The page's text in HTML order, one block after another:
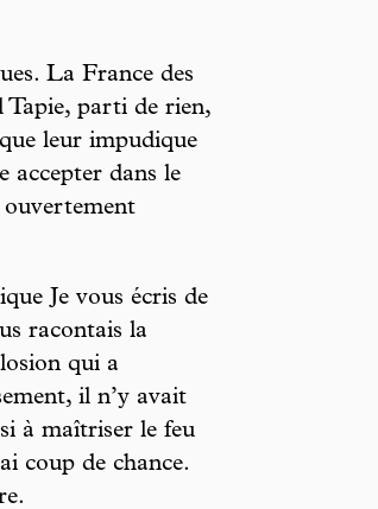
La France des
Tapie, parti de rien,
leur impudique
accepter dans le
Je vous écris de
racontais la
qui a
il n’y avait
à maîtriser le feu
coup de chance.